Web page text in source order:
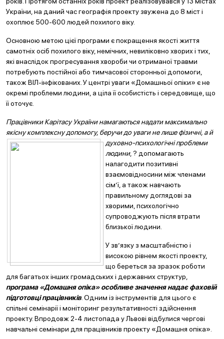
України, на даний час географія проекту звужена до 8 міст і
охоплює 500-600 людей похилого віку.
Основною метою цієї програми є покращення якості життя
самотніх осіб похилого віку, немічних, невиліковно хворих і тих,
які внаслідок прогресування хвороби чи отриманої травми
потребують постійної або тимчасової сторонньої допомоги,
також ВІЛ-інфікованих. У центрі уваги «Домашньої опіки» є не
окремі проблеми людини, а ціла її особистість і середовище, що
її оточує.
Працівники Карітасу України намагаються надати максимально
якісну комплексну допомогу, беручи до уваги не лише фізичні, а й
духовно-психологічні проблеми
людини, ? допомагають
налагодити позитивні
взаємовідносини між членами
сім’ї, а також навчають
правильному доглядові за
хворими, психологічно
супроводжують після втрати
близької людини.
У зв’язку з масштабністю і
високою рівнем якості проекту,
що береться за зразок роботи
для багатьох інших громадських і державних структур,
програма «Домашня опіка» особливе значення надає фаховій
підготовці працівників. Одним із інструментів для цього є
спільні семінарії і моніторинг результативності здійснення
проекту. Впродовж 2-4 листопада у Львові відбулися чергові
навчальні семінари для працівників проекту «Домашня опіка».